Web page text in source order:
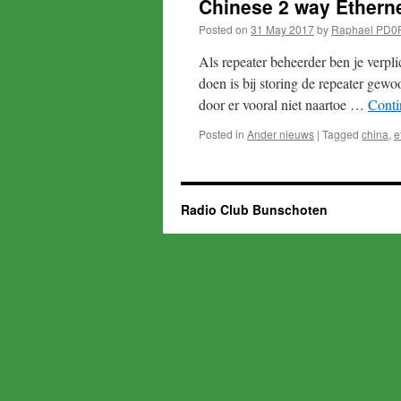
Chinese 2 way
Posted on 31 May 2017by Raphael
Als repeater beheerder ben je
doen is bij storing de repeater
door er vooral niet naartoe …
Posted in Ander nieuws | Tagged china,
Radio Club Bunschoten